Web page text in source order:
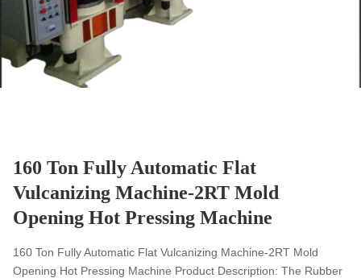
160 Ton Fully Automatic Flat
Vulcanizing Machine-2RT Mold
Opening Hot Pressing Machine
160 Ton Fully Automatic Flat Vulcanizing Machine-2RT Mold
Opening Hot Pressing Machine Product Description: The Rubber